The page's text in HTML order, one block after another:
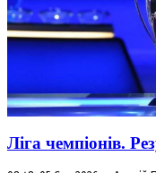
Ліга чемпіонів.